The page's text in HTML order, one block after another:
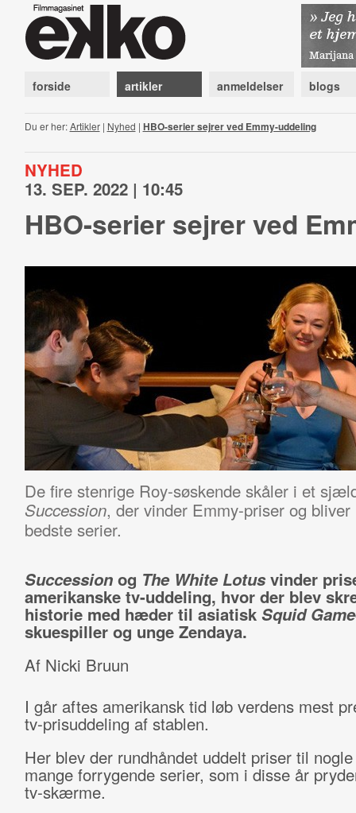
forside artikler anmeldelser blogs
Du er her:Artikler| Nyhed | HBO-serier sejrer ved Emmy-uddeling
NYHED
13. SEP. 2022 | 10:45
HBO-serier sejrer ved
De fire stenrige Roy-søskende skåler i et
Succession, der vinder Emmy-priser og
bedste serier.
Successionog The White Lotusvinder
amerikanske tv-uddeling, hvor der blev
historie med hæder til asiatisk Squid Game
skuespiller og unge Zendaya.
Af Nicki Bruun
I går aftes amerikansk tid løb verdens mest
tv-prisuddeling af stablen.
Her blev der rundhåndet uddelt priser til
mange forrygende serier, som i disse år
tv-skærme.